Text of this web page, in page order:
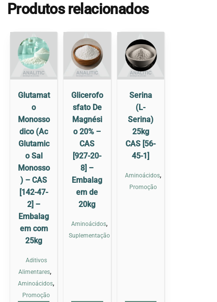
Produtos relacionados
Glutamat
o
Monosso
dico (Ac
Glutamic
o Sal
Monosso
) – CAS
[142-47-
2] –
Embalag
em com
25kg
Aditivos
Alimentares,
Aminoácidos,
Promoção
Glicerofo
sfato De
Magnési
o 20% –
CAS
[927-20-
8] –
Embalag
em de
20kg
Aminoácidos,
Suplementação
Serina
(L-
Serina)
25kg
CAS [56-
45-1]
Aminoácidos,
Promoção